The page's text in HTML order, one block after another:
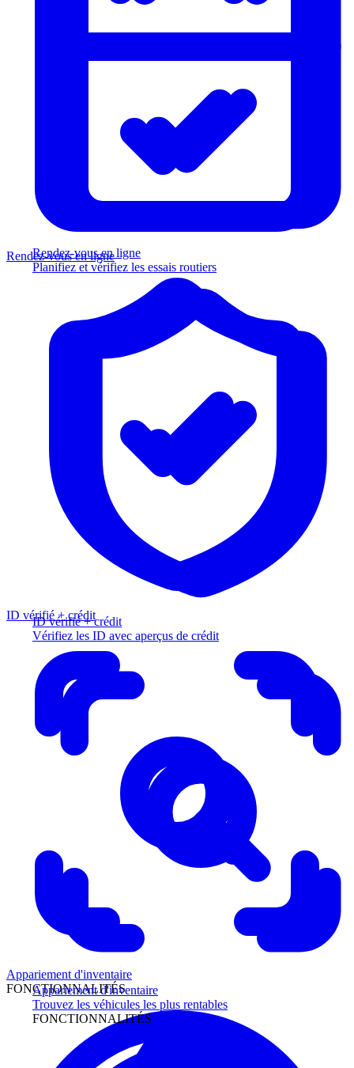
Rendez-vous en ligne
Planifiez et vérifiez les essais routiers
ID vérifié + crédit
Vérifiez les ID avec aperçus de crédit
Appariement d'inventaire
Trouvez les véhicules les plus rentables
FONCTIONNALITÉS
Rendez-vous en ligne
ID vérifié + crédit
Appariement d'inventaire
FONCTIONNALITÉS